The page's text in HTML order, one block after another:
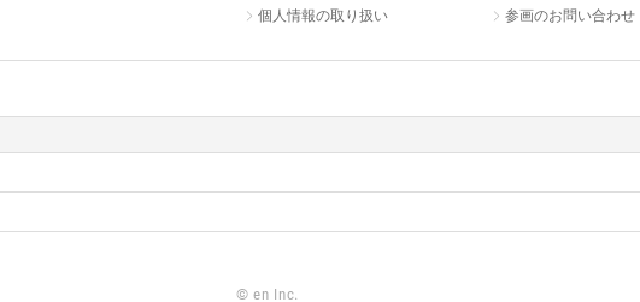
個人情報の取り扱い
参画のお問い合わせ
© en Inc.